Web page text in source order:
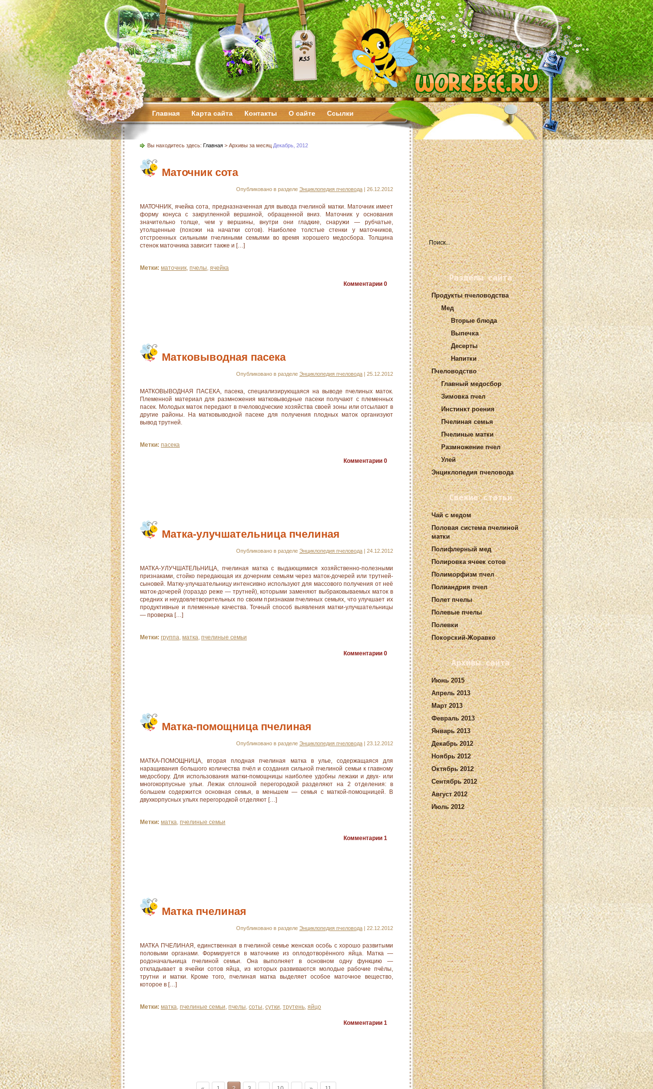
Главная Карта сайта Контакты О сайте Ссылки
Разделы сайта
Продукты пчеловодства
Мед
Вторые блюда
Выпечка
Десерты
Напитки
Пчеловодство
Главный медосбор
Зимовка пчел
Инстинкт роения
Пчелиная семья
Пчелиные матки
Размножение пчел
Улей
Энциклопедия пчеловода
Свежие статьи
Чай с медом
Половая система пчелиной
матки
Полифлерный мед
Полировка ячеек сотов
Полиморфизм пчел
Полиандрия пчел
Полет пчелы
Полевые пчелы
Полевки
Покорский-Жоравко
Архивы сайта
Июнь 2015
Апрель 2013
Март 2013
Февраль 2013
Январь 2013
Декабрь 2012
Ноябрь 2012
Октябрь 2012
Сентябрь 2012
Август 2012
Июль 2012
Вы находитесь здесь: Главная > Архивы за месяц Декабрь, 2012
Маточник сота
Опубликовано в разделе Энциклопедия пчеловода | 26.12.2012
МАТОЧНИК, ячейка сота, предназначенная для вывода пчелиной матки. Маточник имеет
форму конуса с закругленной вершиной, обращенной вниз. Маточник у основания
значительно толще, чем у вершины, внутри они гладкие, снаружи — рубчатые,
утолщенные (похожи на начатки сотов). Наиболее толстые стенки у маточников,
отстроенных сильными пчелиными семьями во время хорошего медосбора. Толщина
стенок маточника зависит также и […]
Метки: маточник, пчелы, ячейка
Комментарии 0
Матковыводная пасека
Опубликовано в разделе Энциклопедия пчеловода | 25.12.2012
МАТКОВЫВОДНАЯ ПАСЕКА, пасека, специализирующаяся на выводе пчелиных маток.
Племенной материал для размножения матковыводные пасеки получают с племенных
пасек. Молодых маток передают в пчеловодческие хозяйства своей зоны или отсылают в
другие районы. На матковыводной пасеке для получения плодных маток организуют
вывод трутней.
Метки: пасека
Комментарии 0
Матка-улучшательница пчелиная
Опубликовано в разделе Энциклопедия пчеловода | 24.12.2012
МАТКА-УЛУЧШАТЕЛЬНИЦА, пчелиная матка с выдающимися хозяйственно-полезными
признаками, стойко передающая их дочерним семьям через маток-дочерей или трутней-
сыновей. Матку-улучшательницу интенсивно используют для массового получения от неё
маток-дочерей (гораздо реже — трутней), которыми заменяют выбраковываемых маток в
средних и неудовлетворительных по своим признакам пчелиных семьях, что улучшает их
продуктивные и племенные качества. Точный способ выявления матки-улучшательницы
— проверка […]
Метки: группа, матка, пчелиные семьи
Комментарии 0
Матка-помощница пчелиная
Опубликовано в разделе Энциклопедия пчеловода | 23.12.2012
МАТКА-ПОМОЩНИЦА, вторая плодная пчелиная матка в улье, содержащаяся для
наращивания большого количества пчёл и создания сильной пчелиной семьи к главному
медосбору. Для использования матки-помощницы наиболее удобны лежаки и двух- или
многокорпусные ульи. Лежак сплошной перегородкой разделяют на 2 отделения: в
большем содержится основная семья, в меньшем — семья с маткой-помощницей. В
двухкорпусных ульях перегородкой отделяют […]
Метки: матка, пчелиные семьи
Комментарии 1
Матка пчелиная
Опубликовано в разделе Энциклопедия пчеловода | 22.12.2012
МАТКА ПЧЕЛИНАЯ, единственная в пчелиной семье женская особь с хорошо развитыми
половыми органами. Формируется в маточнике из оплодотворённого яйца. Матка —
родоначальница пчелиной семьи. Она выполняет в основном одну функцию —
откладывает в ячейки сотов яйца, из которых развиваются молодые рабочие пчёлы,
трутни и матки. Кроме того, пчелиная матка выделяет особое маточное вещество,
которое в […]
Метки: матка, пчелиные семьи, пчелы, соты, сутки, трутень, яйцо
Комментарии 1